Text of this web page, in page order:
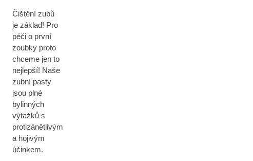
Čištění zubů
je základ! Pro
péči o první
zoubky proto
chceme jen to
nejlepší! Naše
zubní pasty
jsou plné
bylinných
výtažků s
protizánětlivým
a hojivým
účinkem.